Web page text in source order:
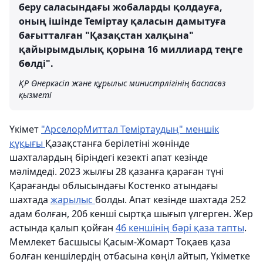
беру саласындағы жобаларды қолдауға,
оның ішінде Теміртау қаласын дамытуға
бағытталған "Қазақстан халқына"
қайырымдылық қорына 16 миллиард теңге
бөлді".
ҚР Өнеркәсіп және құрылыс министрлігінің баспасөз
қызметі
Үкімет "АрселорМиттал Теміртаудың" меншік
құқығы Қазақстанға берілетіні жөнінде
шахталардың біріндегі кезекті апат кезінде
мәлімдеді. 2023 жылғы 28 қазанға қараған түні
Қарағанды ​​облысындағы Костенко атындағы
шахтада жарылыс болды. Апат кезінде шахтада 252
адам болған, 206 кенші сыртқа шығып үлгерген. Жер
астында қалып қойған 46 кеншінің бәрі қаза тапты.
Мемлекет басшысы Қасым-Жомарт Тоқаев қаза
болған кеншілердің отбасына көңіл айтып, Үкіметке